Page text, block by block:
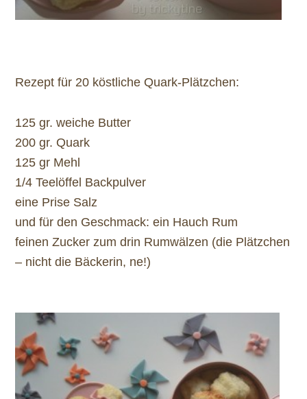
Rezept für 20 köstliche Quark-Plätzchen:
125 gr. weiche Butter
200 gr. Quark
125 gr Mehl
1/4 Teelöffel Backpulver
eine Prise Salz
und für den Geschmack: ein Hauch Rum
feinen Zucker zum drin Rumwälzen (die Plätzchen
– nicht die Bäckerin, ne!)